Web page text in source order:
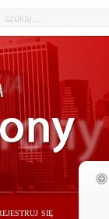
się